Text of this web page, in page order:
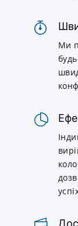
Ми